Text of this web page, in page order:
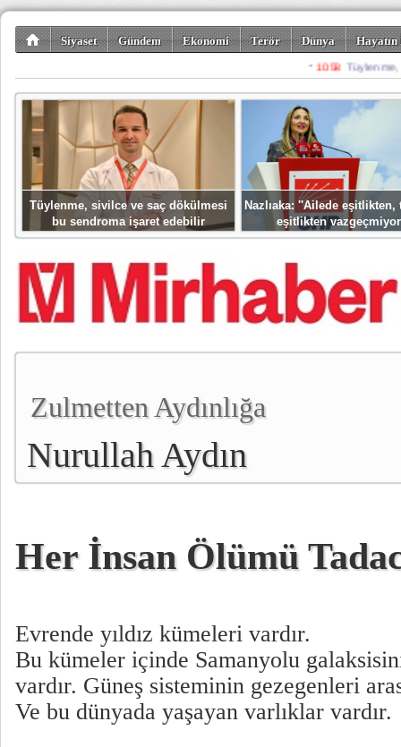
Siyaset Gündem Ekonomi Terör Dünya
Spor Misafir
Tüylenme, sivilce ve saç dökülmesi
bu sendroma işaret edebilir
Nazlıaka: ''Ailede eşitlikten,
eşitlikten
Zulmetten Aydınlığa
Nurullah Aydın
Her İnsan Ölümü
Evrende yıldız kümeleri vardır.
Bu kümeler içinde Samanyolu
vardır. Güneş sisteminin gezegenleri
Ve bu dünyada yaşayan varlıklar vardır.